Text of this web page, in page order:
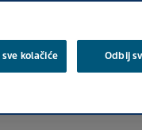
kolačiće Odbij